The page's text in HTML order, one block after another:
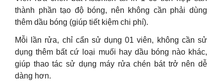
thành phần tạo độ bóng, nên không cần phải dùng
thêm dầu bóng (giúp tiết kiệm chi phí).
Mỗi lần rửa, chỉ cẩn sử dụng 01 viên, không cần sử
dụng thêm bất cứ loại muối hay dầu bóng nào khác,
giúp thao tác sử dụng máy rửa chén bát trở nên dễ
dàng hơn.